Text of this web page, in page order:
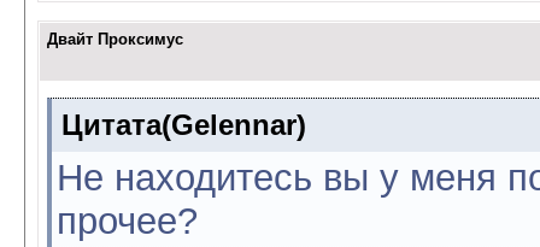
Двайт Проксимус
Цитата(Gelennar)
Не находитесь вы у меня
прочее?